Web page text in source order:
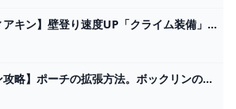
【ゼルダの伝説 ティアキン】壁登り速度UP「クライム装備」入手方法、性能紹介【ティアーズ オブ ザ キングダム】【Zelda Tears of the Kingdom】 - YouTube
【ゼルダ ティアキン攻略】ポーチの拡張方法。ボックリンの場所。武器の所持枠を増やそう!【ティアーズ オブ ザ キングダム】 ゲーム・エンタメ最新情報のファミ通.com